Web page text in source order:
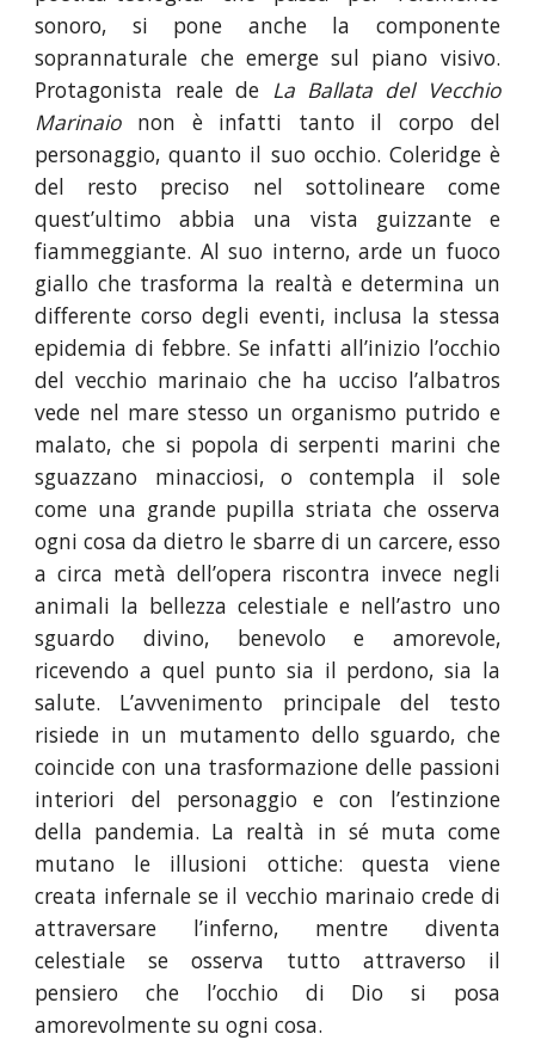
sonoro, si pone anche la componente
soprannaturale che emerge sul piano visivo.
Protagonista reale de La Ballata del Vecchio
Marinaionon è infatti tanto il corpo del
personaggio, quanto il suo occhio. Coleridge è
del resto preciso nel sottolineare come
quest’ultimo abbia una vista guizzante e
fiammeggiante. Al suo interno, arde un fuoco
giallo che trasforma la realtà e determina un
differente corso degli eventi, inclusa la stessa
epidemia di febbre. Se infatti all’inizio l’occhio
del vecchio marinaio che ha ucciso l’albatros
vede nel mare stesso un organismo putrido e
malato, che si popola di serpenti marini che
sguazzano minacciosi, o contempla il sole
come una grande pupilla striata che osserva
ogni cosa da dietro le sbarre di un carcere, esso
a circa metà dell’opera riscontra invece negli
animali la bellezza celestiale e nell’astro uno
sguardo divino, benevolo e amorevole,
ricevendo a quel punto sia il perdono, sia la
salute. L’avvenimento principale del testo
risiede in un mutamento dello sguardo, che
coincide con una trasformazione delle passioni
interiori del personaggio e con l’estinzione
della pandemia. La realtà in sé muta come
mutano le illusioni ottiche: questa viene
creata infernale se il vecchio marinaio crede di
attraversare l’inferno, mentre diventa
celestiale se osserva tutto attraverso il
pensiero che l’occhio di Dio si posa
amorevolmente su ogni cosa.